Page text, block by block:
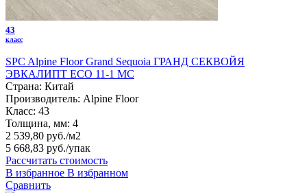
43
класс
SPC Alpine Floor Grand Sequoia ГРАНД СЕКВОЙЯ
ЭВКАЛИПТ ECO 11-1 MC
Страна: Китай
Производитель: Alpine Floor
Класс: 43
Толщина, мм: 4
2 539,80 руб./м2
5 668,83 руб./упак
Рассчитать стоимость
В избранное В избранном
Сравнить